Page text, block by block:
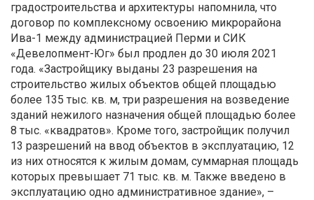
градостроительства и архитектуры напомнила, что
договор по комплексному освоению микрорайона
Ива-1 между администрацией Перми и СИК
«Девелопмент-Юг» был продлен до 30 июля 2021
года. «Застройщику выданы 23 разрешения на
строительство жилых объектов общей площадью
более 135 тыс. кв. м, три разрешения на возведение
зданий нежилого назначения общей площадью более
8 тыс. «квадратов». Кроме того, застройщик получил
13 разрешений на ввод объектов в эксплуатацию, 12
из них относятся к жилым домам, суммарная площадь
которых превышает 71 тыс. кв. м. Также введено в
эксплуатацию одно административное здание», –